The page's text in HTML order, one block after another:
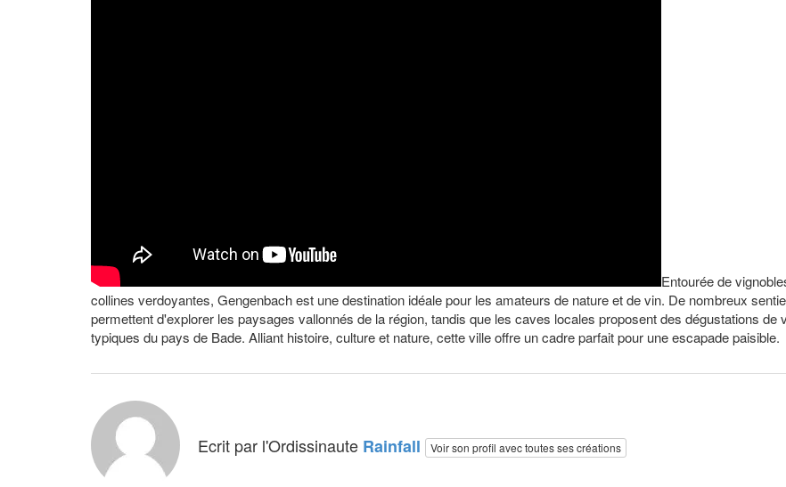
Entourée de
collines verdoyantes, Gengenbach est une destination idéale pour les amateurs de nature et de vin. De nombreux
permettent d'explorer les paysages vallonnés de la région, tandis que les caves locales proposent des dégustations de
typiques du pays de Bade. Alliant histoire, culture et nature, cette ville offre un cadre parfait pour une escapade paisible.
Ecrit par l'Ordissinaute Rainfall Voir son profil avec toutes ses créations